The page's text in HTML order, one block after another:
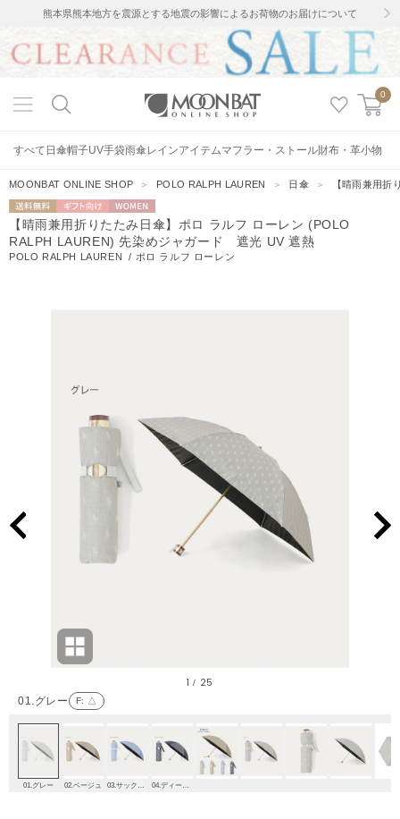
熊本県熊本地方を震源とする地震の影響によるお荷物のお届けについて
0
すべて 日傘帽子UV手袋雨傘レインアイテムマフラー・ストール財布・革小物
MOONBAT ONLINE SHOP ＞ POLO RALPH LAUREN ＞ 日傘 ＞ 【晴雨兼用
送料無料 ギフト向
け
WOMEN
【晴雨兼用折りたたみ日傘】ポロ ラルフ ローレン (POLO
RALPH LAUREN) 先染めジャガード 遮光 UV 遮熱
POLO RALPH LAUREN / ポロ ラルフ ローレン
01.グレー F: △
1 / 25
01.グレー 02.ベージュ